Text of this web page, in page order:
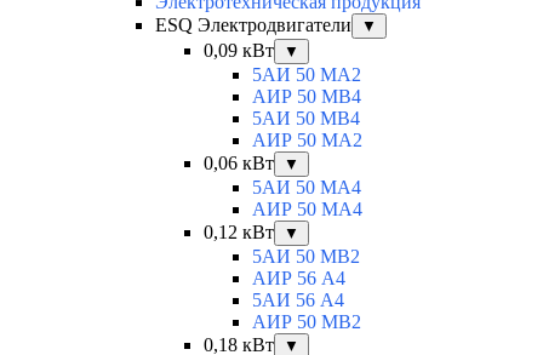
ESQ Электродвигатели
▼
0,09 кВт ▼
5АИ 50 МА2
АИР 50 МВ4
5АИ 50 МB4
АИР 50 МА2
0,06 кВт
▼
5АИ 50 МА4
АИР 50 MA4
0,12 кВт
▼
5АИ 50 МB2
АИР 56 А4
5АИ 56 A4
АИР 50 МВ2
0,18 кВт
▼